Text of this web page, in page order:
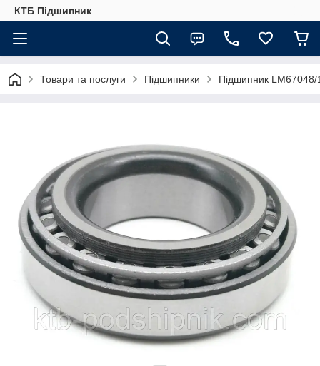
КТБ Підшипник
Товари та послуги Підшипники Підшипник